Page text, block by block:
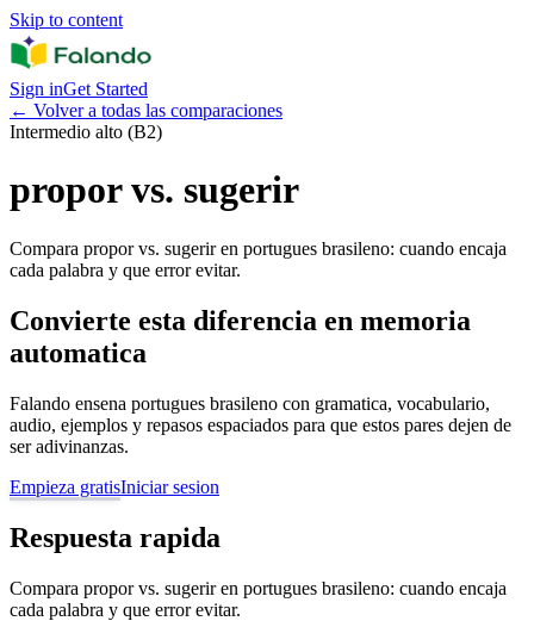
Skip to content
Sign inGet Started
← Volver a todas las comparaciones
Intermedio alto (B2)
propor vs. sugerir
Compara propor vs. sugerir en portugues brasileno: cuando encaja
cada palabra y que error evitar.
Convierte esta diferencia en memoria
automatica
Falando ensena portugues brasileno con gramatica, vocabulario,
audio, ejemplos y repasos espaciados para que estos pares dejen de
ser adivinanzas.
Empieza gratisIniciar sesion
Respuesta rapida
Compara propor vs. sugerir en portugues brasileno: cuando encaja
cada palabra y que error evitar.